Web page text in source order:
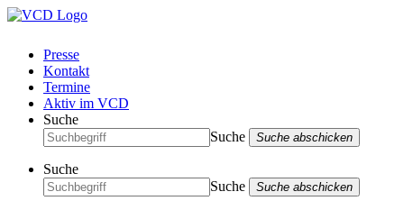
Presse
Kontakt
Termine
Aktiv im VCD
Suche
Suche
Suche abschicken
Suche
Suche
Suche abschicken